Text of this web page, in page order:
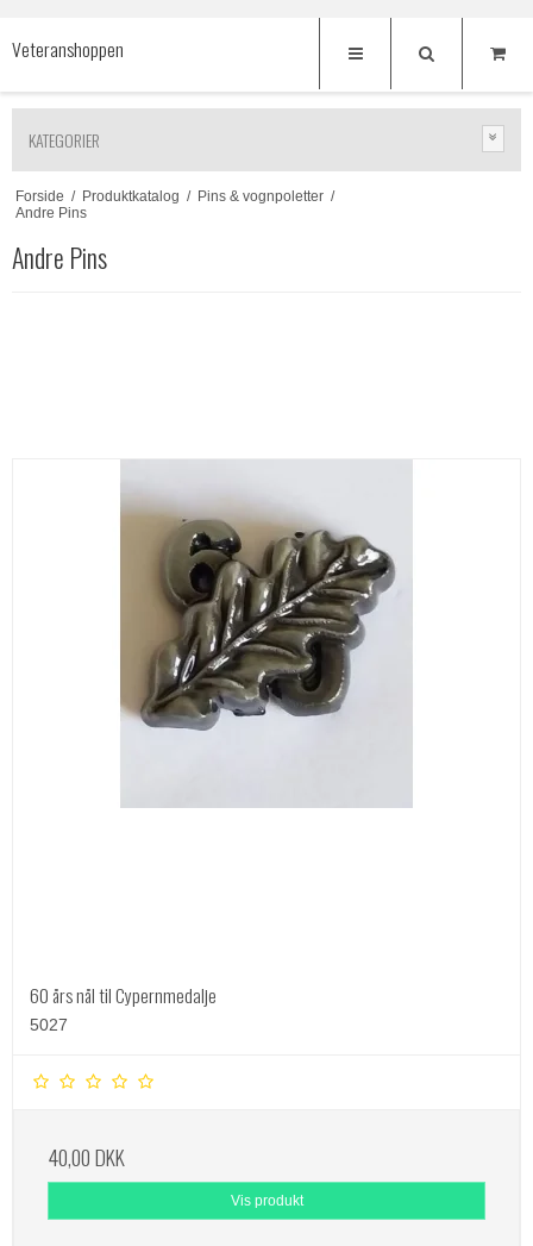
Veteranshoppen
KATEGORIER
Forside / Produktkatalog / Pins & vognpoletter /
Andre Pins
Andre Pins
60 års nål til Cypernmedalje
5027
40,00 DKK
Vis produkt